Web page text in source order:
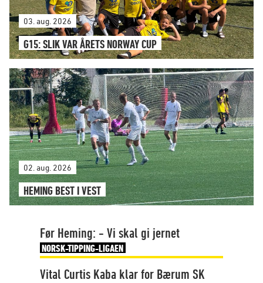
03. aug. 2026
G15: SLIK VAR ÅRETS NORWAY CUP
02. aug. 2026
HEMING BEST I VEST
Før Heming: - Vi skal gi jernet
NORSK-TIPPING-LIGAEN
Vital Curtis Kaba klar for Bærum SK